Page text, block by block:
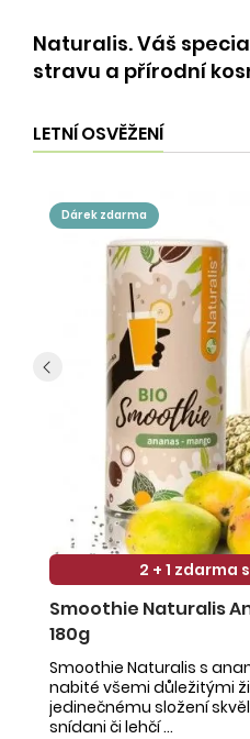
Naturalis. Váš
stravu a přírodní
LETNÍ OSVĚŽENÍ
dárek zdarma
2 + 1 zdarma
Smoothie Naturalis
180g
Smoothie Naturalis s
nabité všemi důležitými
jedinečnému složení
snídani či lehčí ...